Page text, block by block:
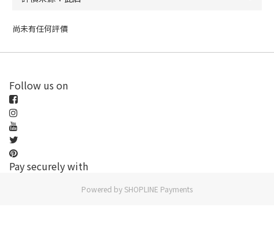
尚未有任何評價
Follow us on
Pay securely with
Powered by SHOPLINE Payments